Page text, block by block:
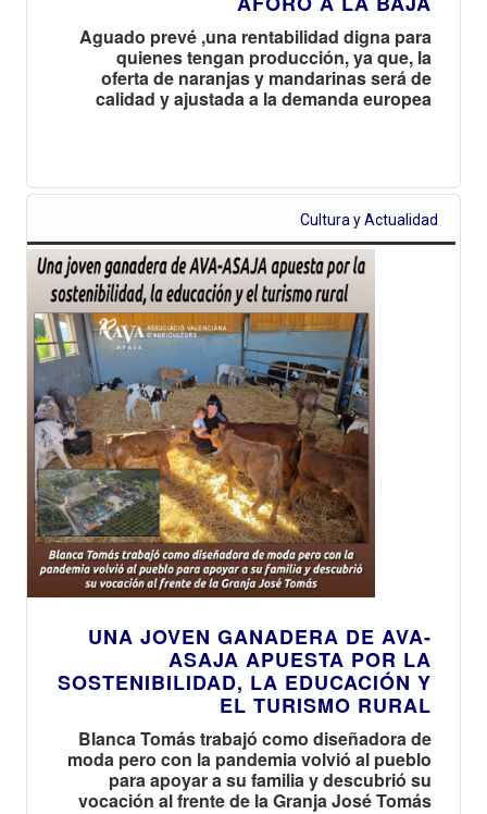
Aguado prevé ,una rentabilidad digna para
quienes tengan producción, ya que, la
oferta de naranjas y mandarinas será de
calidad y ajustada a la demanda europea
Cultura y Actualidad
UNA JOVEN GANADERA DE AVA-
ASAJA APUESTA POR LA
SOSTENIBILIDAD, LA EDUCACIÓN Y
EL TURISMO RURAL
Blanca Tomás trabajó como diseñadora de
moda pero con la pandemia volvió al pueblo
para apoyar a su familia y descubrió su
vocación al frente de la Granja José Tomás